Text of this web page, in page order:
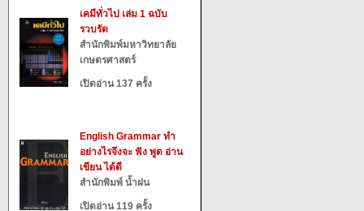
เคมีทั่วไป เล่ม 1 ฉบับ
รวบรัด
สำนักพิมพ์มหาวิทยาลัย
เกษตรศาสตร์
เปิดอ่าน 137 ครั้ง
English Grammar ทำ
อย่างไรจึงจะ ฟัง พูด อ่าน
เขียน ได้ดี
สำนักพิมพ์ น้ำฝน
เปิดอ่าน 119 ครั้ง